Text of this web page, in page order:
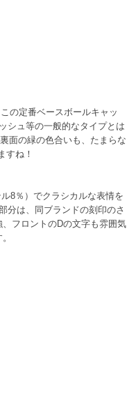
の定番ベースボールキャッ
シュ等の一般的なタイプとは
面の緑の色合いも、たまらな
すね！
8％）でクラシカルな表情を
分は、同ブランドの刻印のさ
フロントのDの文字も雰囲気